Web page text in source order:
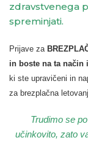
zdravstvenega
spreminjati.
Prijave za
in boste na ta način
ki ste upravičeni in
za brezplačna
Trudimo se
učinkovito, zato